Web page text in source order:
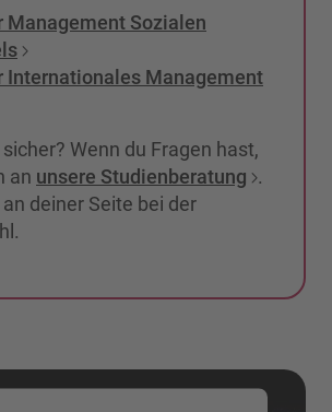
Management Sozialen
Internationales Management
Wenn du Fragen hast,
an unsere Studienberatung .
deiner Seite bei der